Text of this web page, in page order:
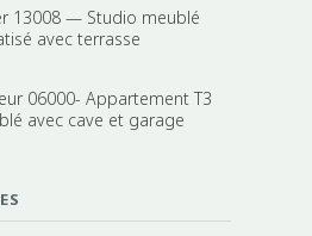
13008 — Studio meublé
avec terrasse
06000- Appartement T3
avec cave et garage